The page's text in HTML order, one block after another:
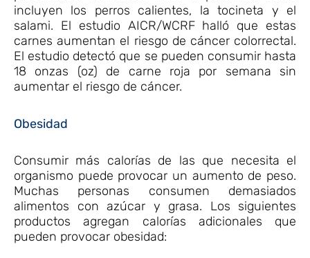
incluyen los perros calientes, la tocineta y el
salami. El estudio AICR/WCRF halló que estas
carnes aumentan el riesgo de cáncer colorrectal.
El estudio detectó que se pueden consumir hasta
18 onzas (oz) de carne roja por semana sin
aumentar el riesgo de cáncer.
Obesidad
Consumir más calorías de las que necesita el
organismo puede provocar un aumento de peso.
Muchas personas consumen demasiados
alimentos con azúcar y grasa. Los siguientes
productos agregan calorías adicionales que
pueden provocar obesidad: